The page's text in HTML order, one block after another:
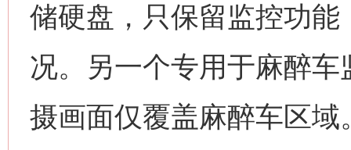
储硬盘，只保留监控功
况。另一个专用于麻醉
摄画面仅覆盖麻醉车区